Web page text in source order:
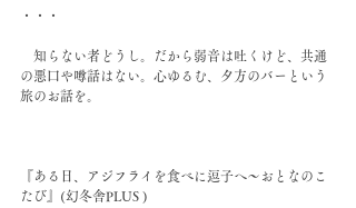
・・・
知らない者どうし。だから弱音は吐くけど、共通
の悪口や噂話はない。心ゆるむ、夕方のバーという
旅のお話を。
『ある日、アジフライを食べに逗子へ〜おとなのこ
たび』(幻冬舎PLUS )